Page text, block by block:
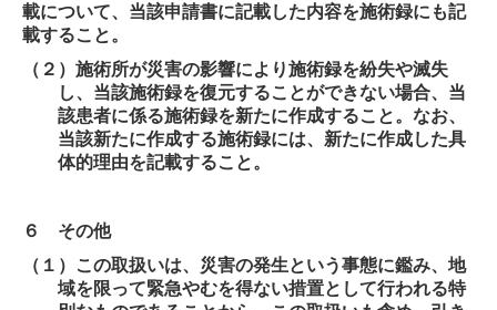
載について、当該申請書に記載した内容を施術録にも記
載すること。
（２）施術所が災害の影響により施術録を紛失や滅失
し、当該施術録を復元することができない場合、当
該患者に係る施術録を新たに作成すること。なお、
当該新たに作成する施術録には、新たに作成した具
体的理由を記載すること。
６ その他
（１）この取扱いは、災害の発生という事態に鑑み、地
域を限って緊急やむを得ない措置として行われる特